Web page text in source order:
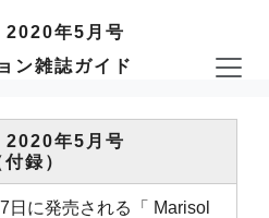
年5月号
ン雑誌ガイド
年5月号
付録）
日に発売される「 Marisol